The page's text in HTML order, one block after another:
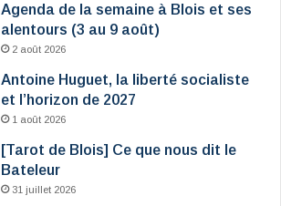
Agenda de la semaine à Blois et ses
alentours (3 au 9 août)
2 août 2026
Antoine Huguet, la liberté socialiste
et l’horizon de 2027
1 août 2026
[Tarot de Blois] Ce que nous dit le
Bateleur
31 juillet 2026